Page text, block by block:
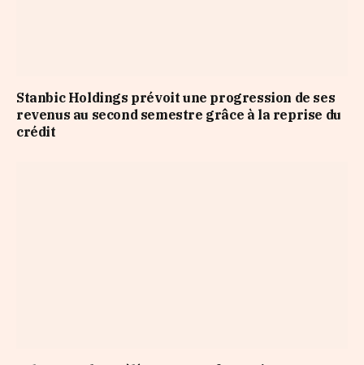
Stanbic Holdings prévoit une progression de ses
revenus au second semestre grâce à la reprise du
crédit